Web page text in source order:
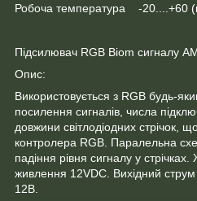
Робоча температура -20....+60
Підсилювач RGB Biom сигналу
Опис:
Використовується з RGB будь-
посилення сигналів, числа
довжини світлодіодних стрічок,
контролера RGB. Паралельна
падіння рівня сигналу у
живлення 12VDC. Вихідний
12В.